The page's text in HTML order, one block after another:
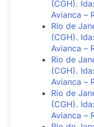
(CGH).
Avianca –
Rio de
(CGH).
Avianca –
Rio de
(CGH).
Avianca –
Rio de
(CGH).
Avianca –